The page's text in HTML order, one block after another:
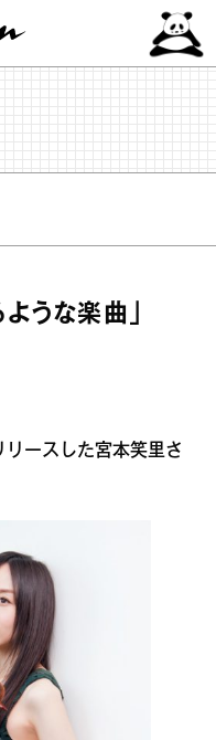
ような楽曲」
ースした宮本笑里さ